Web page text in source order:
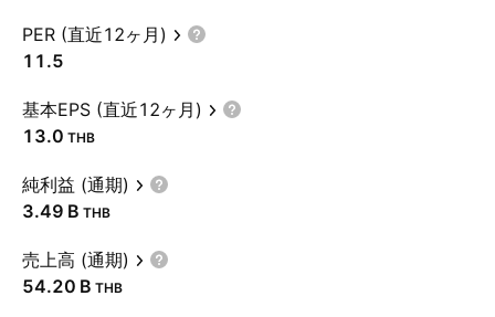
PER (直近12ヶ月)
11.5
基本EPS (直近12ヶ月)
13.0 THB
純利益 (通期)
‪3.49 B‬ THB
売上高 (通期)
‪54.20 B‬ THB